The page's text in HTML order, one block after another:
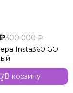
300 000 ₽
Insta360 GO
В корзину